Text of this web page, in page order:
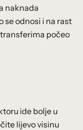
naknada
se odnosi i na rast
počeo
ide bolje u
lijevo visinu